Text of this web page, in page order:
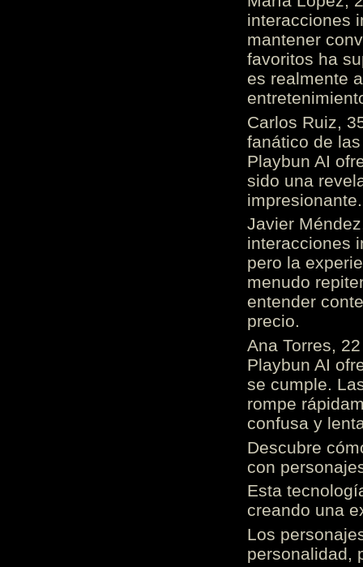
interacciones
mantener
favoritos ha
es realmente
Carlos Ruiz,
fanático de
Playbun AI
sido una
Javier
interacciones
pero la
menudo
entender
precio.
Ana Torres,
Playbun AI
se cumple.
rompe
confusa y
Descubre
con
Esta
creando una
Los
personalidad,